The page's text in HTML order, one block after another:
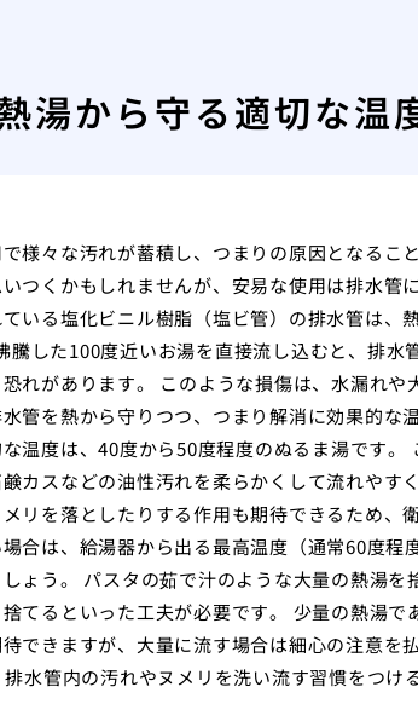
湯から守る適切な温
様々な汚れが蓄積し、つまりの原因となるこ
つくかもしれませんが、安易な使用は排水管
いる塩化ビニル樹脂（塩ビ管）の排水管は、
騰した100度近いお湯を直接流し込むと、排水
れがあります。 このような損傷は、水漏れや
管を熱から守りつつ、つまり解消に効果的な
温度は、40度から50度程度のぬるま湯です。
カスなどの油性汚れを柔らかくして流れやす
リを落としたりする作用も期待できるため、
合は、給湯器から出る最高温度（通常60度程
ょう。 パスタの茹で汁のような大量の熱湯を
てるといった工夫が必要です。 少量の熱湯
できますが、大量に流す場合は細心の注意を
水管内の汚れやヌメリを洗い流す習慣をつけ